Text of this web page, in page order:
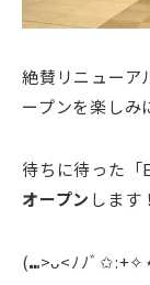
絶賛リニューア
ープンを楽し
待ちに待った「
オープン します
(⑉>ᴗ<ﾉﾉﾞ